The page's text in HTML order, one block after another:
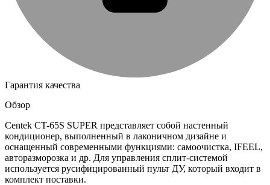
Гарантия качества
Обзор
Centek CT-65S SUPER представляет собой настенный
кондиционер, выполненный в лаконичном дизайне и
оснащенный современными функциями: самоочистка, IFEEL,
авторазморозка и др. Для управления сплит-системой
используется русифицированный пульт ДУ, который входит в
комплект поставки.